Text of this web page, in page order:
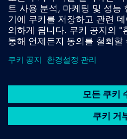
피드백 제공
저작권침해 보고
© Siemens
2026
고발